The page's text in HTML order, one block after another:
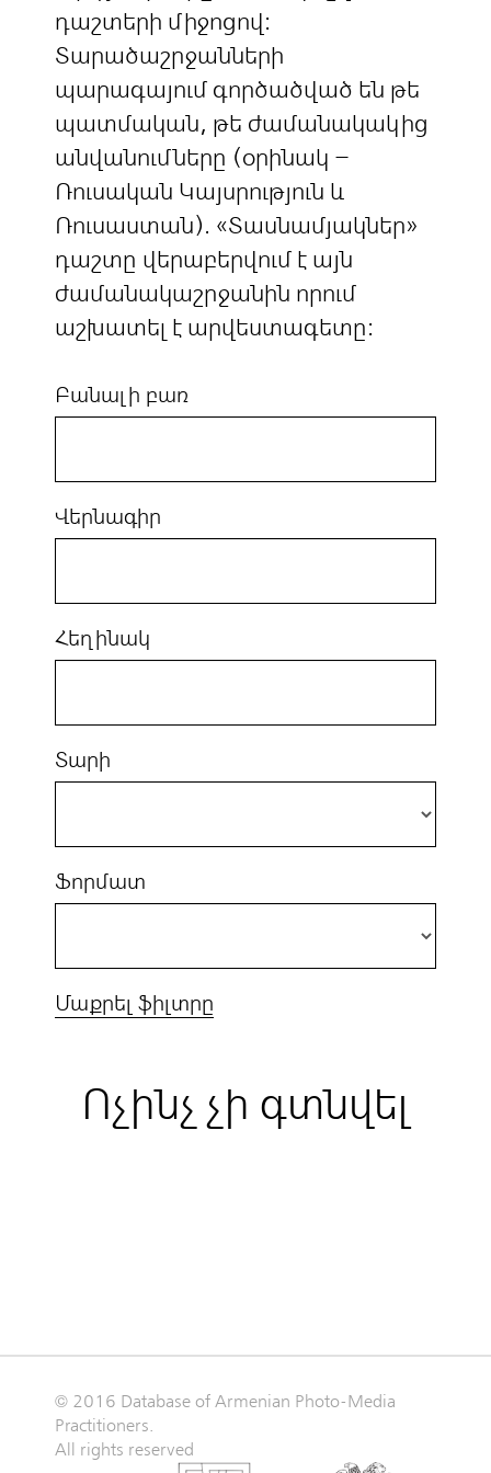
դաշտերի միջոցով:
Տարածաշրջանների
պարագայում գործածված են թե
պատմական, թե ժամանակակից
անվանումները (օրինակ –
Ռուսական Կայսրություն և
Ռուսաստան). «Տասնամյակներ»
դաշտը վերաբերվում է այն
ժամանակաշրջանին որում
աշխատել է արվեստագետը:
Բանալի բառ
Վերնագիր
Հեղինակ
Տարի
Ֆորմատ
Մաքրել ֆիլտրը
Ոչինչ չի գտնվել
© 2016 Database of Armenian Photo-Media
Practitioners.
All rights reserved